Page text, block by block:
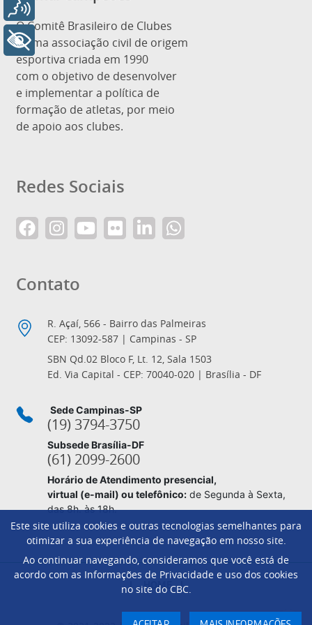
O Comitê Brasileiro de Clubes
é uma associação civil de origem
esportiva criada em 1990
com o objetivo de desenvolver
e implementar a política de
formação de atletas, por meio
de apoio aos clubes.
Redes Sociais
Contato
R. Açaí, 566 - Bairro das Palmeiras
CEP: 13092-587 | Campinas - SP
SBN Qd.02 Bloco F, Lt. 12, Sala 1503
Ed. Via Capital - CEP: 70040-020 | Brasília - DF
Sede Campinas-SP
(19) 3794-3750
Subsede Brasília-DF
(61) 2099-2600
Horário de Atendimento presencial,
virtual (e-mail) ou telefônico: de Segunda à Sexta,
das 8h. às 18h.
Footer
HOME
Este site utiliza cookies e outras tecnologias semelhantes para
otimizar a sua experiência de navegação em nosso site.
Ao continuar navegando, consideramos que você está de
acordo com as Informações de Privacidade e uso dos cookies
no site do CBC.
+ Acessibilidade